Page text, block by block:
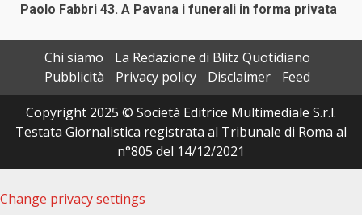
Paolo Fabbri 43. A Pavana i funerali in forma privata
Chi siamo
La Redazione di Blitz Quotidiano
Pubblicità
Privacy policy Disclaimer
Feed
Copyright 2025 © Società Editrice Multimediale S.r.l.
Testata Giornalistica registrata al Tribunale di Roma al
n°805 del 14/12/2021
Change privacy settings